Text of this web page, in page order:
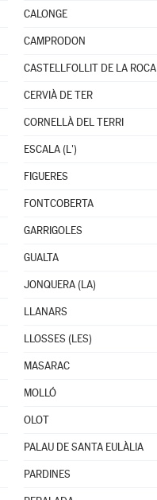
CALONGE
CAMPRODON
CASTELLFOLLIT DE LA ROCA
CERVIÀ DE TER
CORNELLÀ DEL TERRI
ESCALA (L')
FIGUERES
FONTCOBERTA
GARRIGOLES
GUALTA
JONQUERA (LA)
LLANARS
LLOSSES (LES)
MASARAC
MOLLÓ
OLOT
PALAU DE SANTA EULÀLIA
PARDINES